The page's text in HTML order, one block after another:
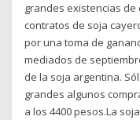
grandes existencias de
contratos de soja
por una toma de
mediados de
de la soja argentina.
grandes algunos
a los 4400 pesos.La